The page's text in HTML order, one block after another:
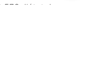
57€ d'état des